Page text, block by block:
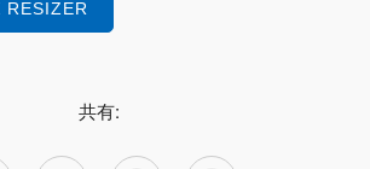
RESIZER
共有: